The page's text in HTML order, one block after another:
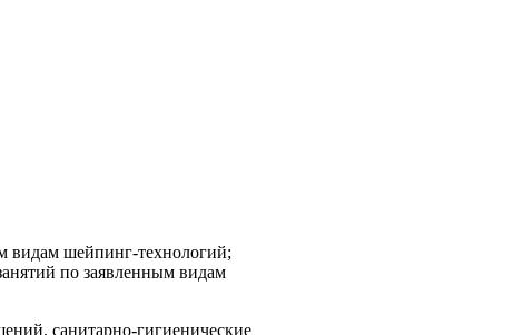
видам шейпинг-технологий;
по заявленным видам
санитарно-гигиенические